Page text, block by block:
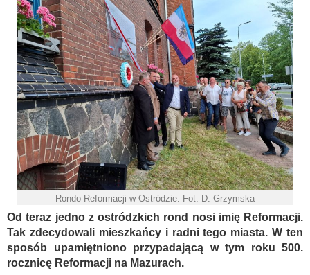
Rondo Reformacji w Ostródzie. Fot. D. Grzymska
Od teraz jedno z ostródzkich rond nosi imię Reformacji.
Tak zdecydowali mieszkańcy i radni tego miasta. W ten
sposób upamiętniono przypadającą w tym roku 500.
rocznicę Reformacji na Mazurach.